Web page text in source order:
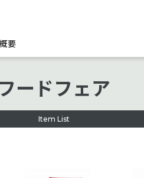
要
フードフェア
Item List